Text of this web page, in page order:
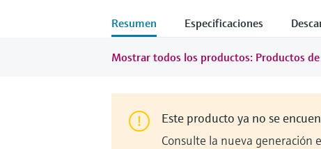
Resumen Especificaciones
Mostrar todos los productos: Productos
Este producto ya no se
Consulte la nueva generación